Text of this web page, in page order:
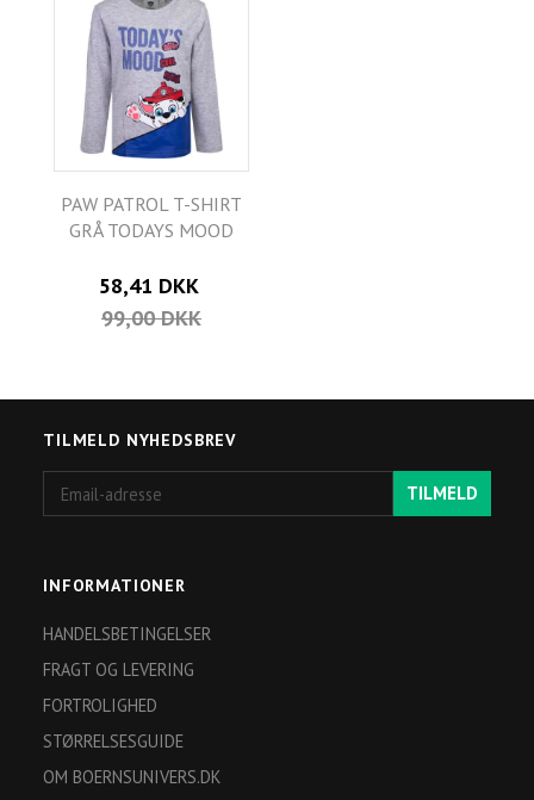
PAW PATROL T-SHIRT
GRÅ TODAYS MOOD
58,41 DKK
99,00 DKK
TILMELD NYHEDSBREV
adresse
TILMELD
INFORMATIONER
HANDELSBETINGELSER
FRAGT OG LEVERING
FORTROLIGHED
STØRRELSESGUIDE
OM BOERNSUNIVERS.DK